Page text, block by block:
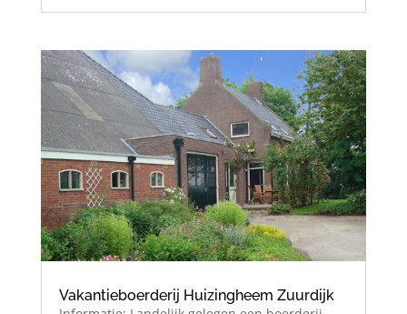
Vakantieboerderij Huizingheem Zuurdijk